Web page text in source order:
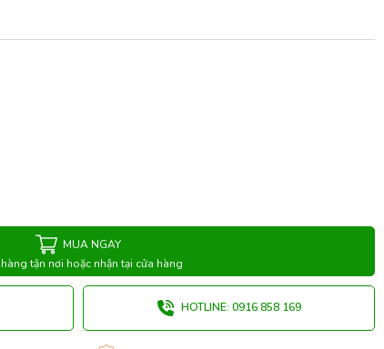
MUA NGAY
tận nơi hoặc nhận tại cửa hàng
HOTLINE: 0916 858 169